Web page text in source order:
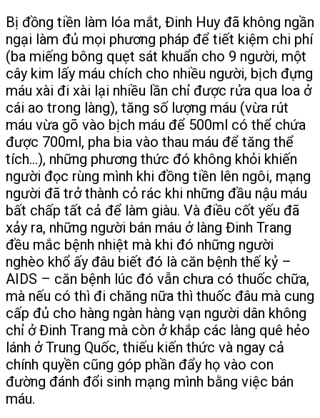
Bị đồng tiền làm lóa mắt, Đinh Huy đã không ngần
ngại làm đủ mọi phương pháp để tiết kiệm chi phí
(ba miếng bông quẹt sát khuẩn cho 9 người, một
cây kim lấy máu chích cho nhiều người, bịch đựng
máu xài đi xài lại nhiều lần chỉ được rửa qua loa ở
cái ao trong làng), tăng số lượng máu (vừa rút
máu vừa gõ vào bịch máu để 500ml có thể chứa
được 700ml, pha bia vào thau máu để tăng thể
tích…), những phương thức đó không khỏi khiến
người đọc rùng mình khi đồng tiền lên ngôi, mạng
người đã trở thành cỏ rác khi những đầu nậu máu
bất chấp tất cả để làm giàu. Và điều cốt yếu đã
xảy ra, những người bán máu ở làng Đinh Trang
đều mắc bệnh nhiệt mà khi đó những người
nghèo khổ ấy đâu biết đó là căn bệnh thế kỷ –
AIDS – căn bệnh lúc đó vẫn chưa có thuốc chữa,
mà nếu có thì đi chăng nữa thì thuốc đâu mà cung
cấp đủ cho hàng ngàn hàng vạn người dân không
chỉ ở Đinh Trang mà còn ở khắp các làng quê hẻo
lánh ở Trung Quốc, thiếu kiến thức và ngay cả
chính quyền cũng góp phần đẩy họ vào con
đường đánh đổi sinh mạng mình bằng việc bán
máu.